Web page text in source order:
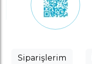
Siparişlerim